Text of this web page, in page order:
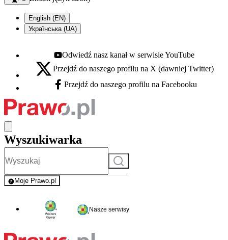
English (EN)
Українська (UA)
Youtube - otwiera się w nowej karcie
Odwiedź nasz kanał w serwisie YouTube
X - otwiera się w nowej karcie
Przejdź do naszego profilu na X (dawniej Twitter)
Facebook - otwiera się w nowej karcie
Przejdź do naszego profilu na Facebooku
Wyszukiwarka
Szukaj
Moje Prawo.pl
- rejestracja i logowanie do serwisu
Nasze serwisy